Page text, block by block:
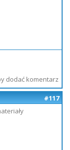
dodać komentarz
#117